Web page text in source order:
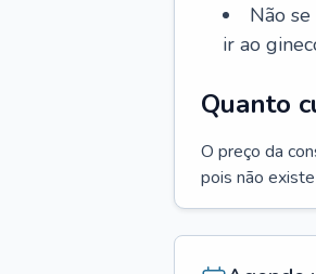
Não
ir ao
Quanto
O preço da
pois não